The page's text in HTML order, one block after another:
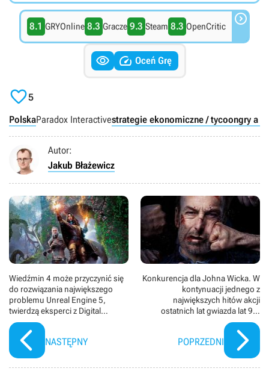
8.1 GRYOnline 8.3 Gracze 9.3 Steam 8.3 OpenCritic 
  Oceń Grę
5
PolskaParadox Interactivestrategie ekonomiczne / tycoongry a
Autor:
Jakub Błażewicz
Wiedźmin 4 może przyczynić się
do rozwiązania największego
problemu Unreal Engine 5,
twierdzą eksperci z Digital
Foundry
NASTĘPNY
Konkurencja dla Johna Wicka. W
kontynuacji jednego z
największych hitów akcji
ostatnich lat gwiazda lat 90.
stanie się złoczyńcą
POPRZEDNI